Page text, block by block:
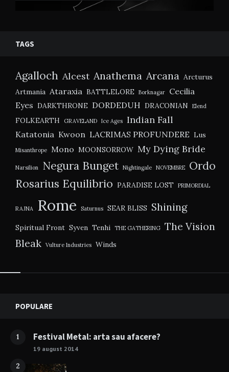
TAGS
Agalloch Alcest Anathema Arcana Arcturus
Artmania Ataraxia BATTLELORE Borknagar
Cecilia
Eyes DARKTHRONE DORDEDUH DRACONIAN Elend
FOLKEARTH GRAVELAND Ice Ages Indian Fall
Katatonia Kwoon LACRIMAS PROFUNDERE Lus
Misanthrope Mono MOONSORROW My Dying Bride
Narsilion Negura Bunget Nightingale NOVEMBRE
Ordo
Rosarius Equilibrio PARADISE LOST PRIMORDIAL
RAJNA Rome Saturnus SEAR BLISS Shining
Spiritual Front Syven Tenhi THE GATHERING The Vision
Bleak Vulture Industries Winds
Widgets
POPULARE
1 Festival Metal: arta sau afacere?
19 august 2014
2